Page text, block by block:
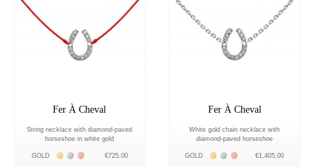
Fer À Cheval
String necklace with diamond-paved
horseshoe in white gold
GOLD Жёлтое золото 18К
Белое золото 18К
Розовое золото 18К
€725.00
Fer À Cheval
White gold chain necklace with
diamond-paved horseshoe
GOLD Жёлтое золото 18К
Белое золото 18К
Розовое золото 18К
€1,405.00